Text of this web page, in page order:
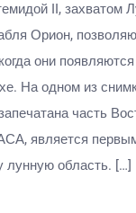
II, захватом
Орион,
они
На одном из
часть
является
лунную область. […]